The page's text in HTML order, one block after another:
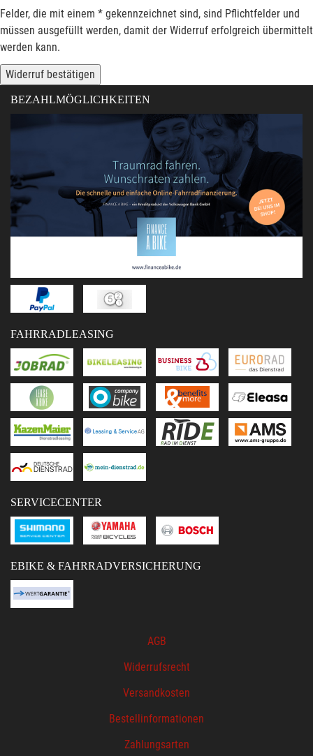
Felder, die mit einem * gekennzeichnet sind, sind Pflichtfelder und
müssen ausgefüllt werden, damit der Widerruf erfolgreich übermittelt
werden kann.
Widerruf bestätigen
BEZAHLMÖGLICHKEITEN
FAHRRADLEASING
SERVICECENTER
EBIKE & FAHRRADVERSICHERUNG
AGB
Widerrufsrecht
Versandkosten
Bestellinformationen
Zahlungsarten